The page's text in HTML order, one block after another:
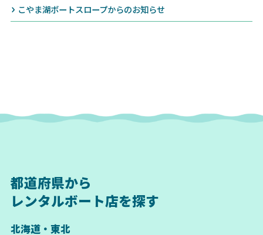
こやま湖ボートスロープからのお知らせ
都道府県から
レンタルボート店を探す
北海道・東北